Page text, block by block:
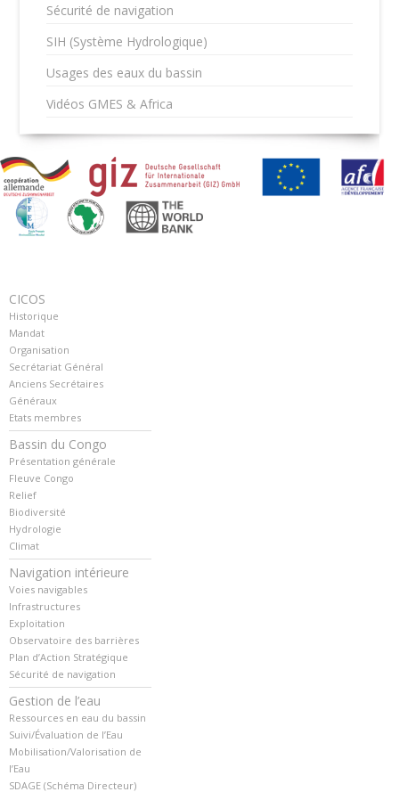
Sécurité de navigation
SIH (Système Hydrologique)
Usages des eaux du bassin
Vidéos GMES & Africa
CICOS
Historique
Mandat
Organisation
Secrétariat Général
Anciens Secrétaires
Généraux
Etats membres
Bassin du Congo
Présentation générale
Fleuve Congo
Relief
Biodiversité
Hydrologie
Climat
Navigation intérieure
Voies navigables
Infrastructures
Exploitation
Observatoire des barrières
Plan d’Action Stratégique
Sécurité de navigation
Gestion de l’eau
Ressources en eau du bassin
Suivi/Évaluation de l’Eau
Mobilisation/Valorisation de
l’Eau
SDAGE (Schéma Directeur)